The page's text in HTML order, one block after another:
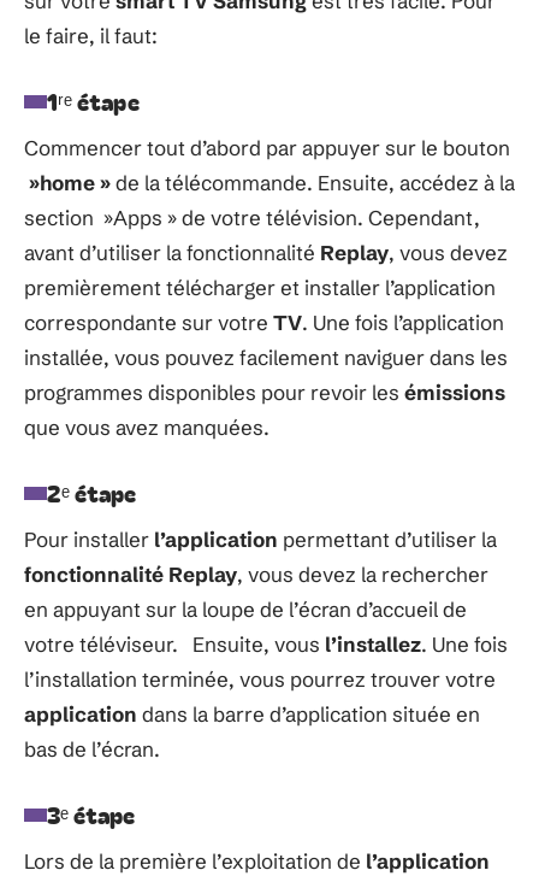
le faire, il faut:
1ʳᵉ étape
Commencer tout d’abord par appuyer sur le bouton
»home »de la télécommande. Ensuite, accédez à la
section »Apps » de votre télévision. Cependant,
avant d’utiliser la fonctionnalité Replay, vous devez
premièrement télécharger et installer l’application
correspondante sur votre TV. Une fois l’application
installée, vous pouvez facilement naviguer dans les
programmes disponibles pour revoir les émissions
que vous avez manquées.
2ᵉ étape
Pour installer l’application permettant d’utiliser la
fonctionnalité Replay, vous devez la rechercher
en appuyant sur la loupe de l’écran d’accueil de
votre téléviseur. Ensuite, vous l’installez. Une fois
l’installation terminée, vous pourrez trouver votre
application dans la barre d’application située en
bas de l’écran.
3ᵉ étape
Lors de la première l’exploitation de l’application